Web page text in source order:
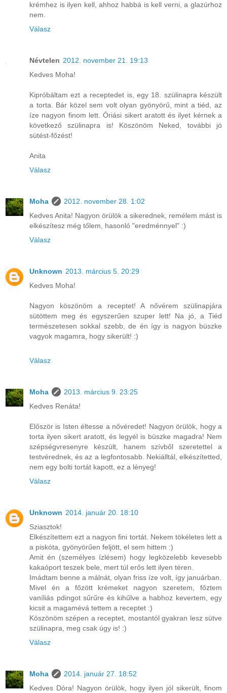
krémhez is ilyen kell, ahhoz habbá is kell verni, a glazúrhoz
nem.
Válasz
Névtelen 2012. november 21. 19:13
Kedves Moha!
Kipróbáltam ezt a receptedet is, egy 18. szülinapra készült
a torta. Bár közel sem volt olyan gyönyörű, mint a tiéd, az
íze nagyon finom lett. Óriási sikert aratott és ilyet kérnek a
következő szülinapra is! Köszönöm Neked, további jó
sütést-főzést!
Anita
Válasz
Moha
2012. november 28. 1:02
Kedves Anita! Nagyon örülök a sikerednek, remélem mást is
elkészítesz még tőlem, hasonló "eredménnyel" :)
Válasz
Unknown 2013. március 5. 20:29
Kedves Moha!
Nagyon köszönöm a receptet! A nővérem szülinapjára
sütöttem meg és egyszerűen szuper lett! Na jó, a Tiéd
természetesen sokkal szebb, de én így is nagyon büszke
vagyok magamra, hogy sikerült! :)
Válasz
Moha
2013. március 9. 23:25
Kedves Renáta!
Először is Isten éltesse a nővéredet! Nagyon örülök, hogy a
torta ilyen sikert aratott, és legyél is büszke magadra! Nem
szépségvresenyre készült, hanem szívből szeretettel a
testvérednek, és az a legfontosabb. Nekiálltál, elkészítetted,
nem egy bolti tortát kapott, ez a lényeg!
Válasz
Unknown 2014. január 20. 18:10
Sziasztok!
Elkészítettem ezt a nagyon fini tortát. Nekem tökéletes lett a
a piskóta, gyönyörűen feljött, el sem hittem :)
Amit én (személyes ízlésem) hogy legközelebb kevesebb
kakaóport teszek bele, mert túl erős lett ilyen téren.
Imádtam benne a málnát, olyan friss íze volt, így januárban.
Mivel én a főzött krémeket nagyon szeretem, főztem
vaníliás pdingot sűrűre és kihűlve a habhoz kevertem, egy
kicsit a magamévá tettem a receptet :)
Köszönöm szépen a receptet, mostantól gyakran lesz sütve
szülinapra, meg csak úgy is! :)
Válasz
Moha
2014. január 27. 18:52
Kedves Dóra! Nagyon örülök, hogy ilyen jól sikerült, finom